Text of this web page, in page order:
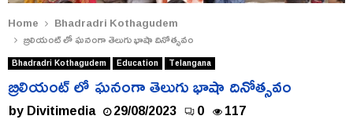
Home
Bhadradri Kothagudem
బ్రిలియంట్ లో ఘనంగా తెలుగు భాషా దినోత్సవం
Bhadradri Kothagudem Education Telangana
బ్రిలియంట్ లో ఘనంగా తెలుగు భాషా దినోత్సవం
byDivitimedia 29/08/2023 0 117